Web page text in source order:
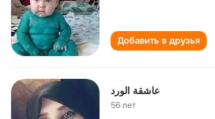
Добавить в друзья
عاشقة الورد
56 лет